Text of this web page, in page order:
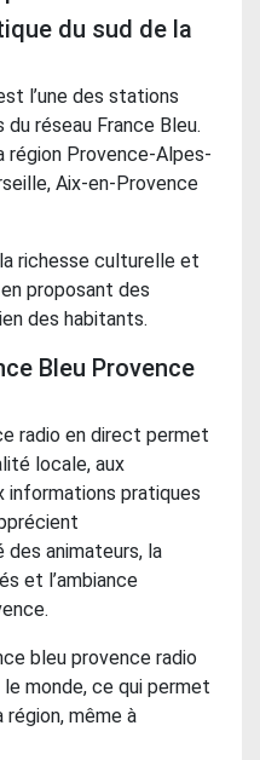
du sud de la
l’une des stations
réseau France Bleu.
région Provence-Alpes-
Aix-en-Provence
richesse culturelle et
proposant des
des habitants.
Bleu Provence
radio en direct permet
locale, aux
pratiques
animateurs, la
et l’ambiance
bleu provence radio
monde, ce qui permet
même à